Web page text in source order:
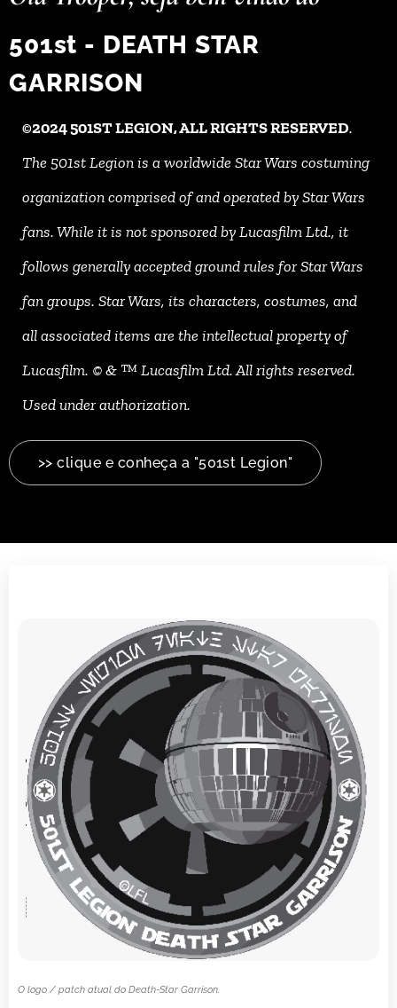
501st - DEATH STAR
GARRISON
©2024 501ST LEGION, ALL RIGHTS RESERVED.
The 501st Legion is a worldwide Star Wars costuming
organization comprised of and operated by Star Wars
fans. While it is not sponsored by Lucasfilm Ltd., it
follows generally accepted ground rules for Star Wars
fan groups. Star Wars, its characters, costumes, and
all associated items are the intellectual property of
Lucasfilm. © & ™ Lucasfilm Ltd. All rights reserved.
Used under authorization.
>> clique e conheça a "501st Legion"
O logo / patch atual do Death-Star Garrison.